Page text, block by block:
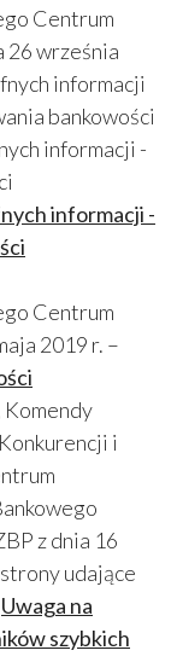
Centrum
26 września
informacji
bankowości
informacji -
informacji -
Centrum
2019 r. –
i
z dnia 16
udające
Uwaga na
szybkich